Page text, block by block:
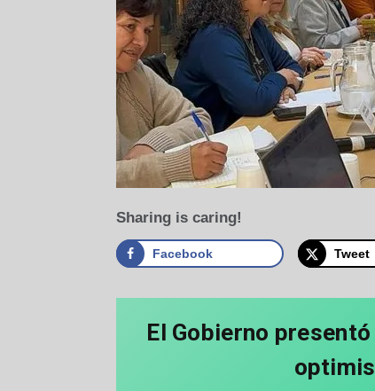
Sharing is caring!
Facebook Tweet
El Gobierno